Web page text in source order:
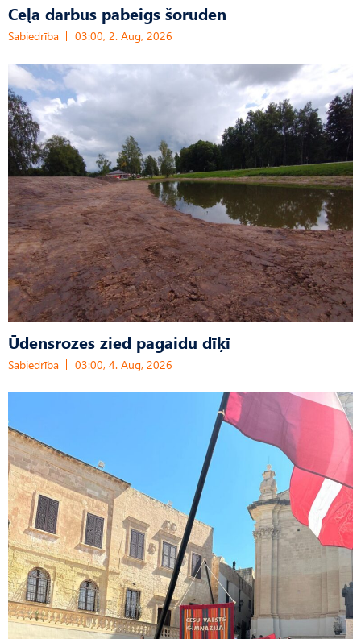
Ceļa darbus pabeigs šoruden
Sabiedrība 03:00, 2. Aug, 2026
Ūdensrozes zied pagaidu dīķī
Sabiedrība 03:00, 4. Aug, 2026